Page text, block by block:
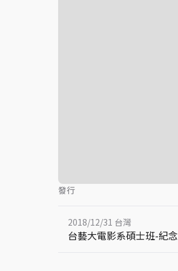
發行
2018/12/31 台灣
台藝大電影系碩士班-紀念